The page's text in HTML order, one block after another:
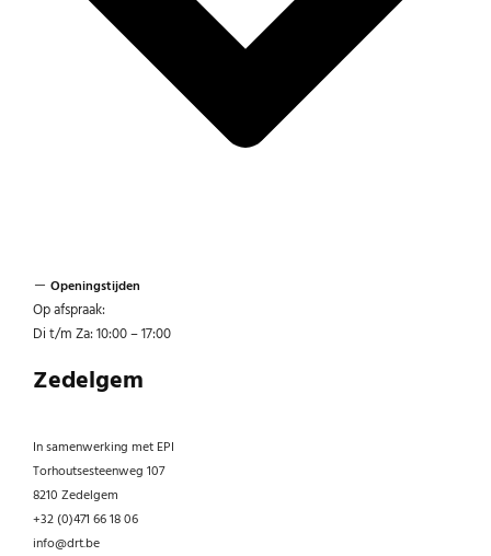
Openingstijden
Op afspraak:
Di t/m Za: 10:00 – 17:00
Zedelgem
In samenwerking met EPI
Torhoutsesteenweg 107
8210 Zedelgem
+32 (0)471 66 18 06
info@drt.be